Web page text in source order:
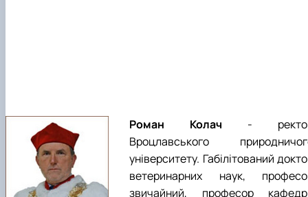
Роман Колач -
Вроцлавського
університету. Габілітований
ветеринарних наук,
звичайний, професор